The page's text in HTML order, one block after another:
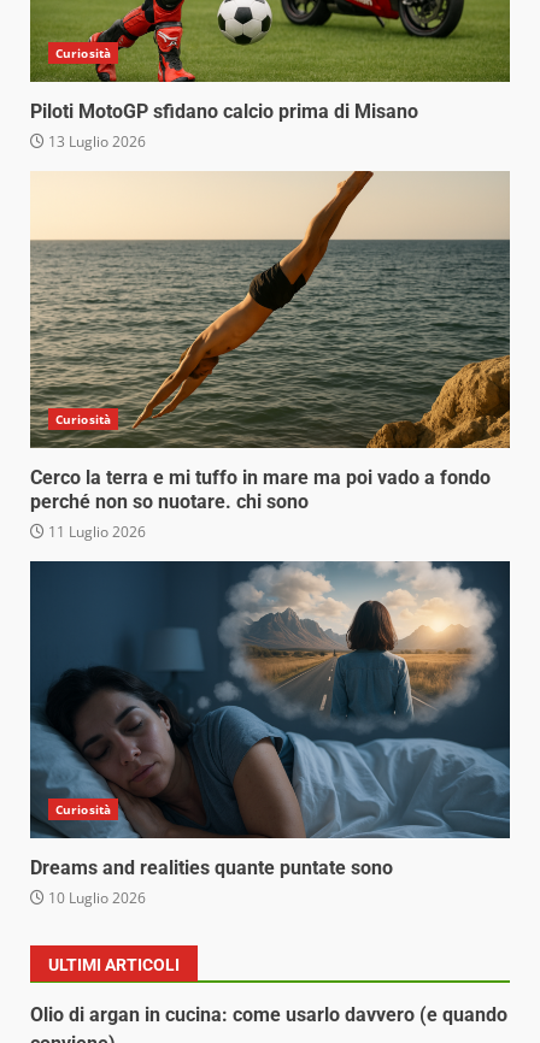
Curiosità
Piloti MotoGP sfidano calcio prima di Misano
13 Luglio 2026
Curiosità
Cerco la terra e mi tuffo in mare ma poi vado a fondo
perché non so nuotare. chi sono
11 Luglio 2026
Curiosità
Dreams and realities quante puntate sono
10 Luglio 2026
ULTIMI ARTICOLI
Olio di argan in cucina: come usarlo davvero (e quando